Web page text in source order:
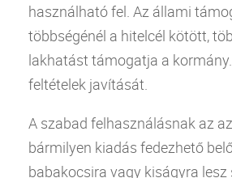
használható fel. Az állami
többségénél a hitelcél kötött,
lakhatást támogatja a
feltételek javítását.
A szabad felhasználásnak az
bármilyen kiadás fedezhető
babakocsira vagy kiságyra lesz